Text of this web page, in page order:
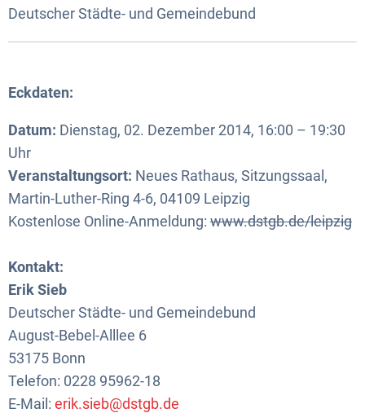
Deutscher Städte- und Gemeindebund
Eckdaten:
Datum: Dienstag, 02. Dezember 2014, 16:00 – 19:30
Uhr
Veranstaltungsort: Neues Rathaus, Sitzungssaal,
Martin-Luther-Ring 4-6, 04109 Leipzig
Kostenlose Online-Anmeldung: www.dstgb.de/leipzig
Kontakt:
Erik Sieb
Deutscher Städte- und Gemeindebund
August-Bebel-Alllee 6
53175 Bonn
Telefon: 0228 95962-18
E-Mail: erik.sieb@dstgb.de